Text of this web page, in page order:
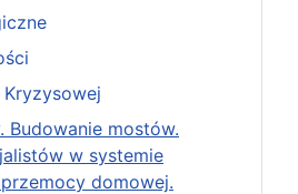
Budowanie mostów.
w systemie
domowej.